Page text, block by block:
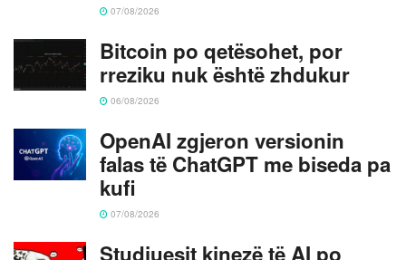
07/08/2026
Bitcoin po qetësohet, por
rreziku nuk është zhdukur
06/08/2026
OpenAI zgjeron versionin
falas të ChatGPT me biseda pa
kufi
07/08/2026
Studiuesit kinezë të AI po